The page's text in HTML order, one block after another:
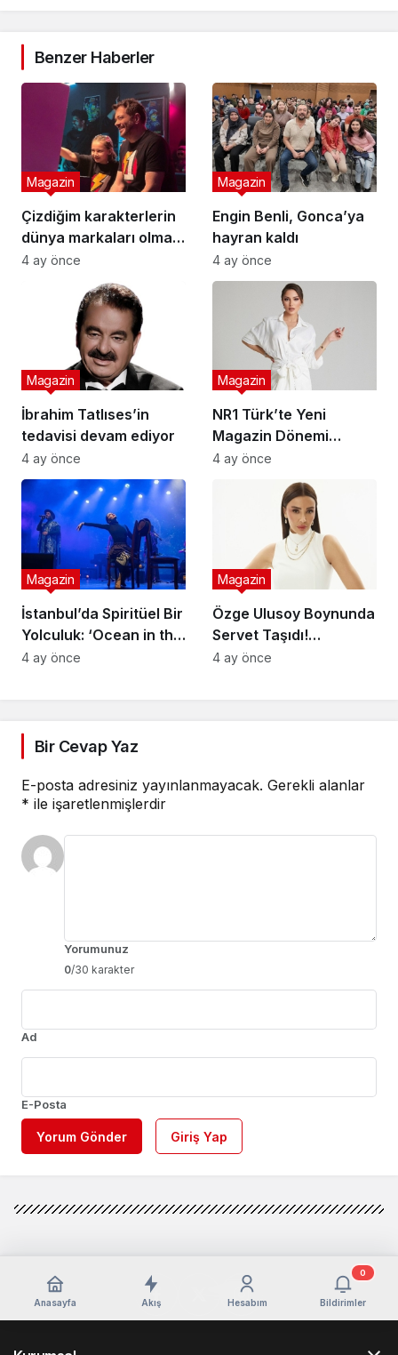
Benzer Haberler
Çizdiğim karakterlerin
dünya markaları olması
en büyük hedefim
Magazin
4 ay önce
Engin Benli, Gonca’ya
hayran kaldı
Magazin
4 ay önce
İbrahim Tatlıses’in
tedavisi devam ediyor
Magazin
4 ay önce
NR1 Türk’te Yeni
Magazin Dönemi
Başlıyor: Ünlü Model ve
Sunucu Tuğçe Aral
Ekranlara Dönüyor
Magazin
4 ay önce
İstanbul’da Spiritüel Bir
Yolculuk: ‘Ocean in the
Desert Show’ Sahnede
Magazin
4 ay önce
Özge Ulusoy Boynunda
Servet Taşıdı!
Genola’dan Düğün
Magazin
4 ay önce
Bir Cevap Yaz
E-posta adresiniz yayınlanmayacak. Gerekli alanlar
* ile işaretlenmişlerdir
Yorumunuz
0/30 karakter
Ad
E-Posta
Yorum Gönder Giriş Yap
Anasayfa Akış Hesabım Bildirimler
0